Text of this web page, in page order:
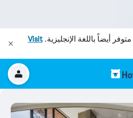
متوفر أيضاً باللغة الإنجليزية.Visit